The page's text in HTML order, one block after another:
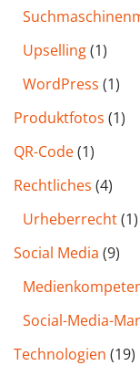
Upselling(1)
WordPress (1)
Produktfotos (1)
QR-Code(1)
Rechtliches (4)
Urheberrecht(1)
Social Media (9)
Social-Media-
Technologien (19)